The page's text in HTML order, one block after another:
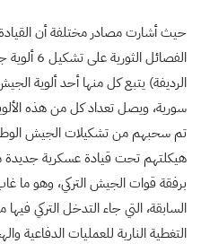
حيث أشارت مصادر مختلفة أن
الفصائل
الرديفة) يتبع كل منها أحد ألوية
تم سحبهم من تشكيلات الجيش الوطني
هيكلتهم تحت قيادة عسكرية جديدة
برفقة قوات الجيش التركي، وهو ما
السابقة، التي جاء التدخل التركي
التغطية النارية للعمليات الدفاعية